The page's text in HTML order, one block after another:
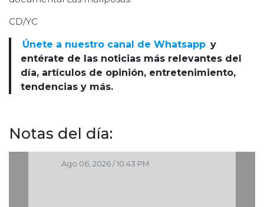
CD/YC
Únete a nuestro canal de Whatsapp y
entérate de las noticias más relevantes del
día, artículos de opinión, entretenimiento,
tendencias y más.
Notas del día:
Ago 06, 2026 / 10:43 PM